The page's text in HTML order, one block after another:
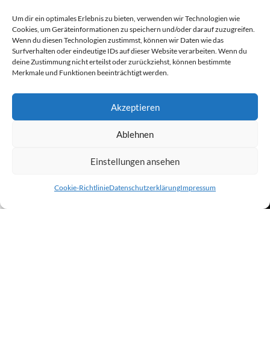
Um dir ein optimales Erlebnis zu bieten, verwenden wir Technologien wie
Cookies, um Geräteinformationen zu speichern und/oder darauf zuzugreifen.
Wenn du diesen Technologien zustimmst, können wir Daten wie das
Surfverhalten oder eindeutige IDs auf dieser Website verarbeiten. Wenn du
deine Zustimmung nicht erteilst oder zurückziehst, können bestimmte
Merkmale und Funktionen beeinträchtigt werden.
Akzeptieren
Ablehnen
Einstellungen ansehen
Cookie-RichtlinieDatenschutzerklärungImpressum
Downloads